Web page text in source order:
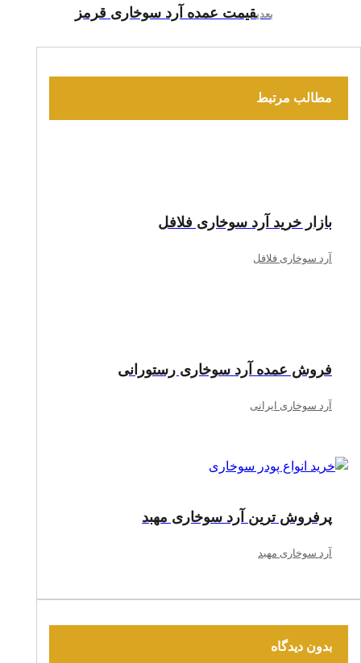
بعدیقیمت عمده آرد سوخاری قرمز
مطالب مرتبط
بازار خرید آرد سوخاری فلافل
آرد سوخاری فلافل
فروش عمده آرد سوخاری رستورانی
آرد سوخاری ایرانی
پرفروش ترین آرد سوخاری مهبد
آرد سوخاری مهبد
بدون دیدگاه